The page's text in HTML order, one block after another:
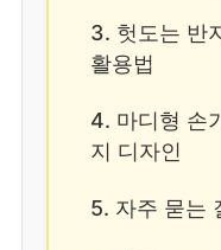
3. 헛도는 반
활용법
4. 마디형 손
지 디자인
5. 자주 묻는